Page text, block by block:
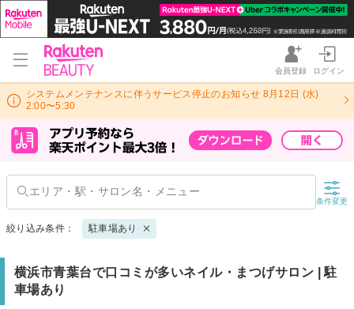
会員登録 ログイン
システムメンテナンスに伴うサービス停止のお知らせ 8月12日 (水)
2:00〜5:30
条件変更
絞り込み条件： 駐車場あり
横浜市青葉台で口コミが多いネイル・まつげサロン | 駐
車場あり